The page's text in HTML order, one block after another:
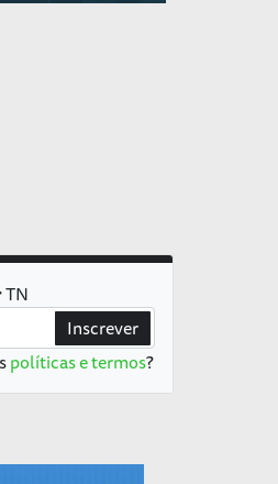
TN
políticas e termos?
Inscrever